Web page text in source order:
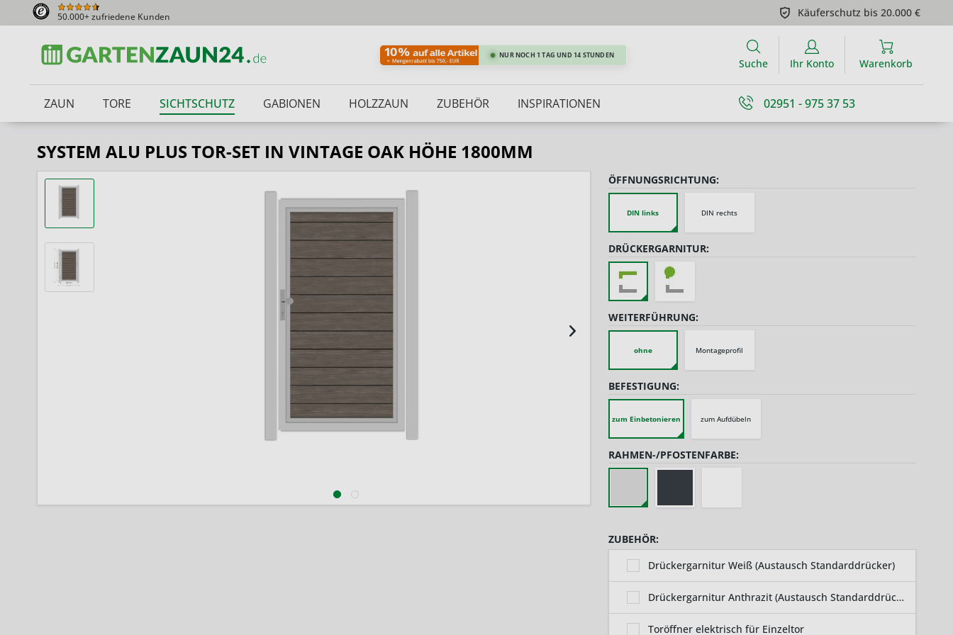
50.000+ zufriedene Kunden Käuferschutz bis 20.000 €
NUR NOCH 1 TAG UND 14 STUNDEN
ZAUN TORE SICHTSCHUTZ GABIONEN HOLZZAUN ZUBEHÖR INSPIRATIONEN 02951 - 975 37 53
Suche Ihr Konto Warenkorb
SYSTEM ALU PLUS TOR-SET IN VINTAGE OAK HÖHE 1800MM
ÖFFNUNGSRICHTUNG:
DIN links DIN rechts
DRÜCKERGARNITUR:
WEITERFÜHRUNG:
ohne Montageprofil
BEFESTIGUNG:
zum Einbetonieren zum Aufdübeln
RAHMEN-/PFOSTENFARBE:
ZUBEHÖR:
Drückergarnitur Weiß (Austausch Standarddrücker)
Drückergarnitur Anthrazit (Austausch Standarddrücker)
Toröffner elektrisch für Einzeltor